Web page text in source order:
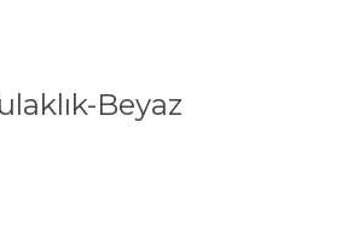
Beyaz